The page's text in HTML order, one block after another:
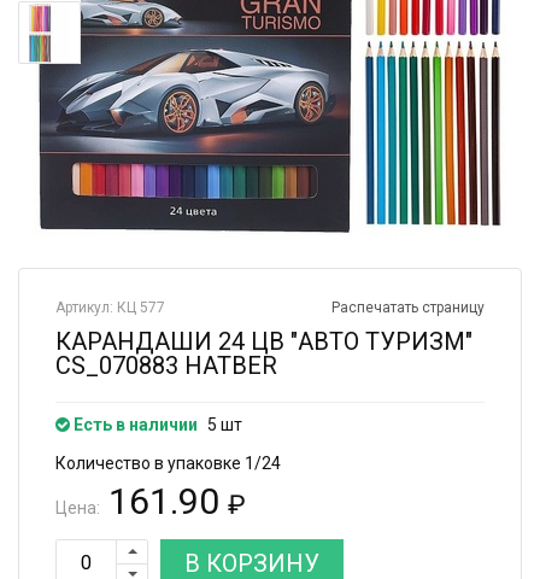
Распечатать страницу
Артикул: КЦ 577
КАРАНДАШИ 24 ЦВ "АВТО ТУРИЗМ"
CS_070883 HATBER
Есть в наличии
5 шт
Количество в упаковке 1/24
Цена: 161.90 ₽
В КОРЗИНУ